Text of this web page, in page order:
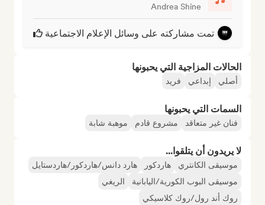
Andrea Shine
تمت مشاركته على وسائل الإعلام الاجتماعية
الحالات المزاجية التي يحبونها
أصلي إبداعي فريد
السمات التي يحبونها
فنان غير متعاقد مشروع قادم موهبة شابة
لا يريدون أن يتلقوا...
موسيقى الكانتري هاردكور
هارد دانس/هاردكور/هاردستايل
موسيقى البوب الكورية/اليابانية
الريغي
روك أند رول/روك كلاسيكي